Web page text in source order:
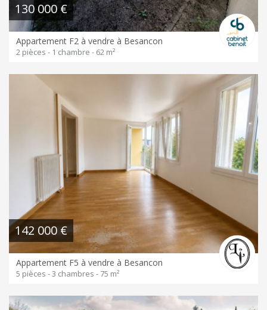
130 000 €
Appartement F2 à vendre à Besancon
2 pièces - 1 chambre - 62 m²
142 000 €
Appartement F5 à vendre à Besancon
5 pièces - 3 chambres - 75 m²